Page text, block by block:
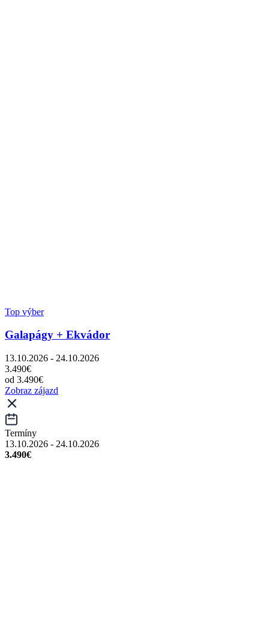
Top výber
Galapágy + Ekvádor
13.10.2026 - 24.10.2026
3.490€
od 3.490€
Zobraz zájazd
Termíny
13.10.2026 - 24.10.2026
3.490€